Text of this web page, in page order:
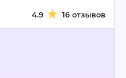
4.9 16 отзывов